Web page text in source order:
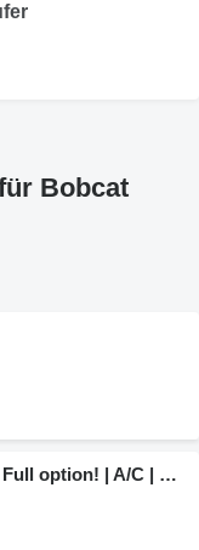
Bobcat
Bobcat T76 | 225h | Full option! | A/C | BSS | High Flow